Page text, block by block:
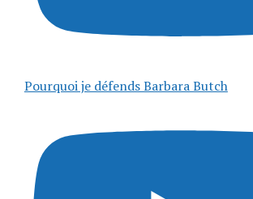
Pourquoi je défends Barbara Butch